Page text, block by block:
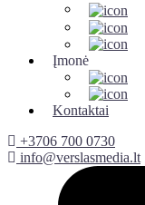
Įmonė
Kontaktai
+3706 700 0730
info@verslasmedia.lt